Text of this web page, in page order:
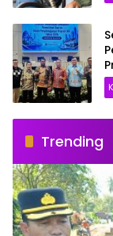
Trending